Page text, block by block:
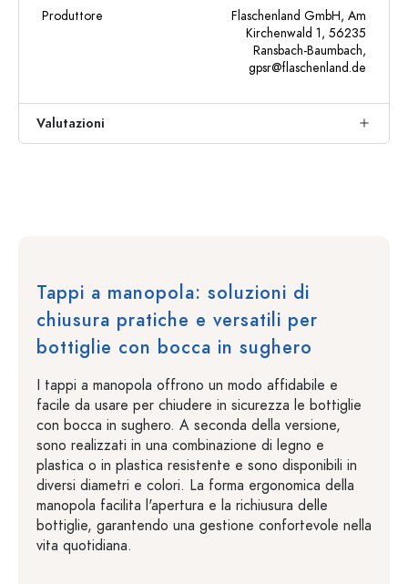
Produttore
Flaschenland GmbH, Am
Kirchenwald 1, 56235
Ransbach-Baumbach,
gpsr@flaschenland.de
Valutazioni
Tappi a manopola: soluzioni di
chiusura pratiche e versatili per
bottiglie con bocca in sughero
I tappi a manopola offrono un modo affidabile e
facile da usare per chiudere in sicurezza le bottiglie
con bocca in sughero. A seconda della versione,
sono realizzati in una combinazione di legno e
plastica o in plastica resistente e sono disponibili in
diversi diametri e colori. La forma ergonomica della
manopola facilita l'apertura e la richiusura delle
bottiglie, garantendo una gestione confortevole nella
vita quotidiana.